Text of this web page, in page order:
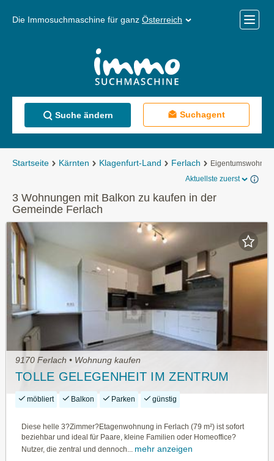
Die Immosuchmaschine für ganz Österreich
Menü
Suche ändern Suchagent
Startseite Kärnten Klagenfurt-Land Ferlach
Aktuellste zuerst
3 Wohnungen mit Balkon zu kaufen in der
Gemeinde Ferlach
9170 Ferlach • Wohnung kaufen
TOLLE GELEGENHEIT IM ZENTRUM
möbliert Balkon Parken günstig
Diese helle 3?Zimmer?Etagenwohnung in Ferlach (79 m²) ist sofort
beziehbar und ideal für Paare, kleine Familien oder Homeoffice?
Nutzer, die zentral und dennoch...
mehr anzeigen